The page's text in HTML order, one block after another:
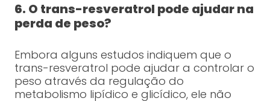
6. O trans-resveratrol pode ajudar na
perda de peso?
Embora alguns estudos indiquem que o
trans-resveratrol pode ajudar a controlar o
peso através da regulação do
metabolismo lipídico e glicídico, ele não